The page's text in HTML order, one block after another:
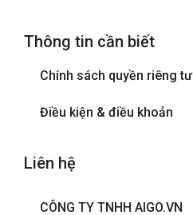
Thông tin cần biết
Chính sách quyền riêng tư
Điều kiện & điều khoản
Liên hệ
CÔNG TY TNHH AIGO.VN